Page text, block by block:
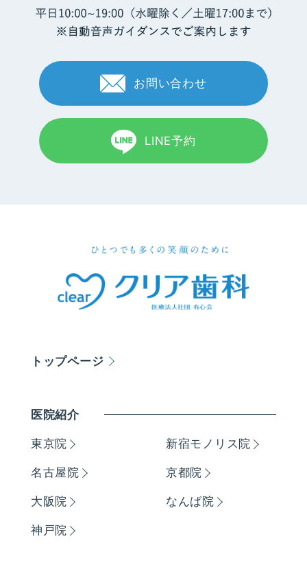
お問い合わせ
LINE予約
トップページ
医院紹介
東京院 新宿モノリス院
名古屋院 京都院
大阪院 なんば院
神戸院